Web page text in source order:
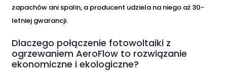
zapachów ani spalin, a producent udziela na niego aż 30-
letniej gwarancji.
Dlaczego połączenie fotowoltaiki z
ogrzewaniem AeroFlow to rozwiązanie
ekonomiczne i ekologiczne?